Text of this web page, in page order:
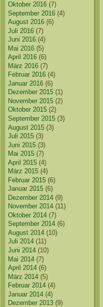
Oktober 2016 (7)
September 2016 (4)
August 2016 (6)
Juli 2016 (7)
Juni 2016 (4)
Mai 2016 (5)
April 2016 (6)
März 2016 (7)
Februar 2016 (4)
Januar 2016 (6)
Dezember 2015 (1)
November 2015 (2)
Oktober 2015 (2)
September 2015 (3)
August 2015 (3)
Juli 2015 (3)
Juni 2015 (3)
Mai 2015 (7)
April 2015 (4)
März 2015 (4)
Februar 2015 (6)
Januar 2015 (6)
Dezember 2014 (9)
November 2014 (11)
Oktober 2014 (7)
September 2014 (6)
August 2014 (10)
Juli 2014 (11)
Juni 2014 (10)
Mai 2014 (7)
April 2014 (6)
März 2014 (5)
Februar 2014 (4)
Januar 2014 (4)
Dezember 2013 (9)